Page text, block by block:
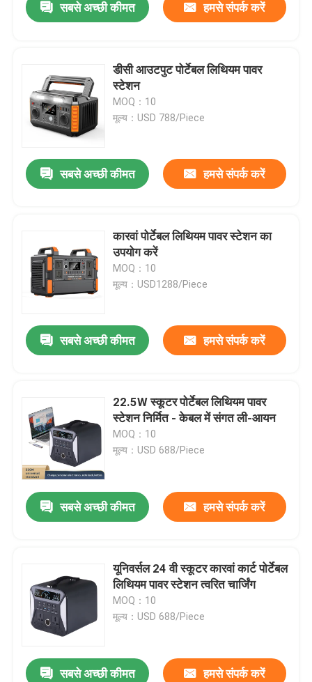
सबसे अच्छी कीमत हमसे संपर्क करें
डीसी आउटपुट पोर्टेबल लिथियम पावर
स्टेशन
MOQ：10
मूल्य：USD 788/Piece
सबसे अच्छी कीमत हमसे संपर्क करें
कारवां पोर्टेबल लिथियम पावर स्टेशन का
उपयोग करें
MOQ：10
मूल्य：USD1288/Piece
सबसे अच्छी कीमत हमसे संपर्क करें
22.5W स्कूटर पोर्टेबल लिथियम पावर
स्टेशन निर्मित - केबल में संगत ली-आयन
MOQ：10
मूल्य：USD 688/Piece
सबसे अच्छी कीमत हमसे संपर्क करें
यूनिवर्सल 24 वी स्कूटर कारवां कार्ट पोर्टेबल
लिथियम पावर स्टेशन त्वरित चार्जिंग
MOQ：10
मूल्य：USD 688/Piece
सबसे अच्छी कीमत हमसे संपर्क करें